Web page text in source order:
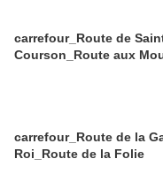
carrefour_Route de
Courson_Route aux
carrefour_Route de la
Roi_Route de la Folie